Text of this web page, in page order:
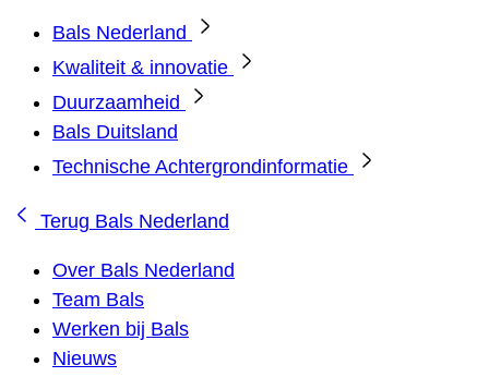
Bals Nederland
Kwaliteit & innovatie
Duurzaamheid
Bals Duitsland
Technische Achtergrondinformatie
Terug Bals Nederland
Over Bals Nederland
Team Bals
Werken bij Bals
Nieuws